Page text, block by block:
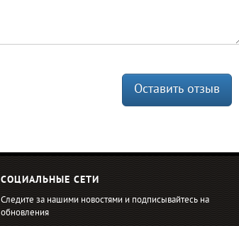
Оставить отзыв
СОЦИАЛЬНЫЕ СЕТИ
Следите за нашими новостями и подписывайтесь на
обновления